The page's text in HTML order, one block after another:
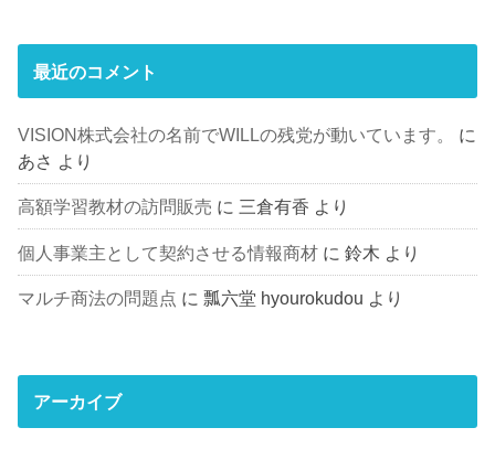
最近のコメント
VISION株式会社の名前でWILLの残党が動いています。
に
あさ
より
高額学習教材の訪問販売 に 三倉有香 より
個人事業主として契約させる情報商材 に鈴木 より
マルチ商法の問題点 に瓢六堂 hyourokudou より
アーカイブ